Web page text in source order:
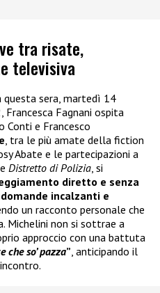
tra risate,
televisiva
questa sera, martedì 14
Francesca Fagnani ospita
Conti e Francesco
, tra le più amate della fiction
Abate e le partecipazioni a
e Distretto di Polizia , si
diretto e senza
domande incalzanti e
un racconto personale che
Michelini non si sottrae a
approccio con una battuta
che so’ pazza” , anticipando il